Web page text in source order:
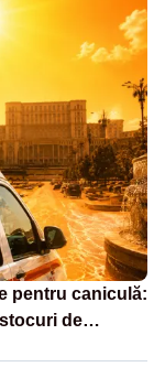
pentru caniculă:
de
în spațiile